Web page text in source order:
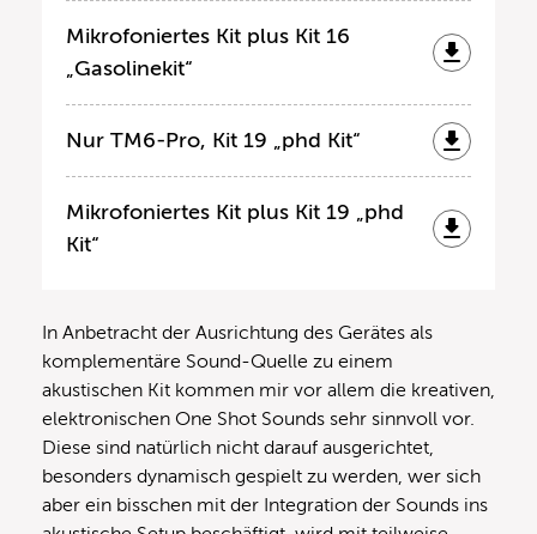
Mikrofoniertes Kit plus Kit 16
„Gasolinekit“
Nur TM6-Pro, Kit 19 „phd Kit“
Mikrofoniertes Kit plus Kit 19 „phd
Kit“
In Anbetracht der Ausrichtung des Gerätes als
komplementäre Sound-Quelle zu einem
akustischen Kit kommen mir vor allem die kreativen,
elektronischen One Shot Sounds sehr sinnvoll vor.
Diese sind natürlich nicht darauf ausgerichtet,
besonders dynamisch gespielt zu werden, wer sich
aber ein bisschen mit der Integration der Sounds ins